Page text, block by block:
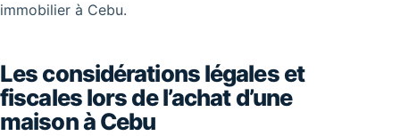
immobilier à Cebu.
Les considérations légales et
fiscales lors de l’achat d’une
maison à Cebu